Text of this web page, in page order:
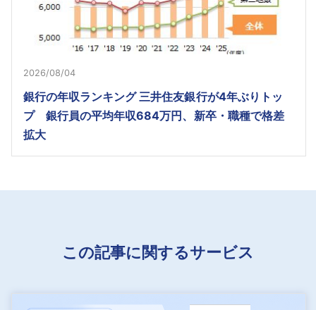
2026/08/04
銀行の年収ランキング 三井住友銀行が4年ぶりトッ
プ 銀行員の平均年収684万円、新卒・職種で格差
拡大
この記事に関するサービス